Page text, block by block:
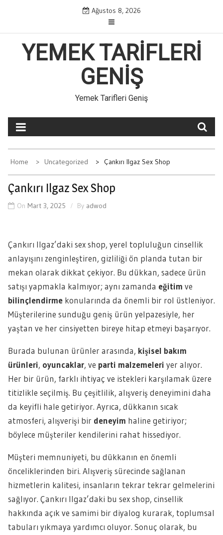
content
Ağustos 8, 2026
YEMEK TARIFLERI
GENIŞ
Yemek Tarifleri Geniş
Home Uncategorized Çankırı Ilgaz Sex Shop
Çankırı Ilgaz Sex Shop
On Mart 3, 2025 By adwod
Çankırı Ilgaz’daki sex shop, yerel topluluğun cinsellik
anlayışını zenginleştiren, gizliliği ön planda tutan bir
mekan olarak dikkat çekiyor. Bu dükkan, sadece ürün
satışı yapmakla kalmıyor; aynı zamanda eğitim ve
bilinçlendirme konularında da önemli bir rol üstleniyor.
Müşterilerine sunduğu geniş ürün yelpazesiyle, her
yaştan ve her cinsiyetten bireye hitap etmeyi başarıyor.
Burada bulunan ürünler arasında, kişisel bakım
ürünleri, oyuncaklar, ve parti malzemeleri yer alıyor.
Her bir ürün, farklı ihtiyaç ve istekleri karşılamak üzere
titizlikle seçilmiş. Bu çeşitlilik, alışveriş deneyimini daha
da keyifli hale getiriyor. Ayrıca, dükkanın sıcak
atmosferi, alışverişi bir deneyim haline getiriyor;
böylece müşteriler kendilerini rahat hissediyor.
Müşteri memnuniyeti, bu dükkanın en önemli
önceliklerinden biri. Alışveriş sürecinde sağlanan
hizmetlerin kalitesi, insanların tekrar tekrar gelmelerini
sağlıyor. Çankırı Ilgaz’daki bu sex shop, cinsellik
hakkında açık ve samimi bir diyalog kurarak, toplumsal
tabuları yıkmaya yardımcı oluyor. Sonuç olarak, bu